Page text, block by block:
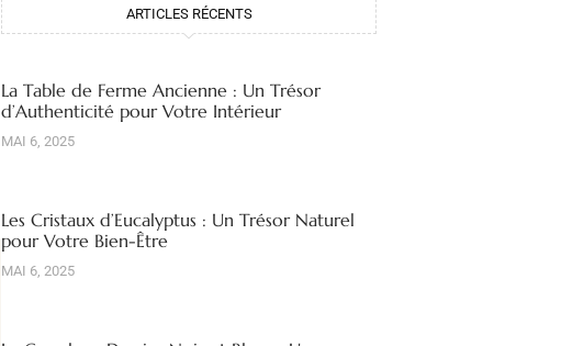
ARTICLES RÉCENTS
La Table de Ferme Ancienne : Un Trésor
d’Authenticité pour Votre Intérieur
MAI 6, 2025
Les Cristaux d’Eucalyptus : Un Trésor Naturel
pour Votre Bien-Être
MAI 6, 2025